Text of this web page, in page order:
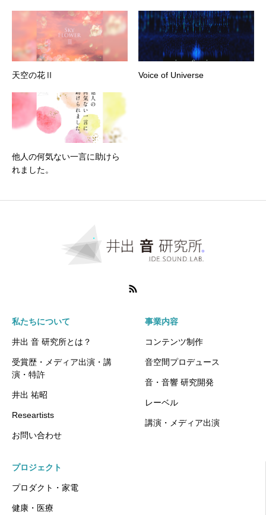
天空の花Ⅱ Voice of Universe
他人の何気ない一言に助けら
れました。
私たちについて
井出 音 研究所とは？
受賞歴・メディア出演・講
演・特許
井出 祐昭
Researtists
お問い合わせ
事業内容
コンテンツ制作
音空間プロデュース
音・音響 研究開発
レーベル
講演・メディア出演
プロジェクト
プロダクト・家電
健康・医療